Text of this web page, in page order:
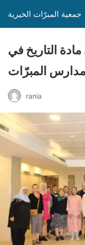
جمعية المبرّات الخيرية
التاريخ في
مدارس المبرّات
rania